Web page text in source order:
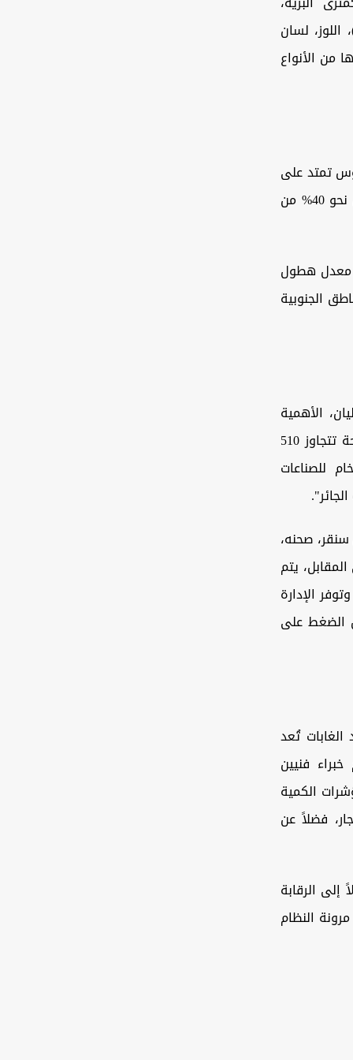
اللوز، لسان
من الأنواع
تمتد على
رقعة تشمل 9 محافظات، بمساحة إجمالية تتجاوز 6 ملايين هكتار، وهي تشكل نحو 40% من
ويتأرجح معدل هطول
الشمالية و300 ملم في المناطق الجنوبية
الأهمية
الاقتصادية للمشروع قائلاً: "تم تنفيذ مشاريع تطوير زراعة الأخشاب على مساحة تتجاوز 510
للصناعات
سنقر، صحنه،
يتم
الإدارة
الضغط على
تُعد
فنيين
الكمية
فضلاً عن
الرقابة
النظام